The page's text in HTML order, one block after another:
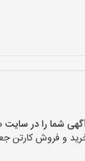
در سایت «کارتن
و فروش کارتن